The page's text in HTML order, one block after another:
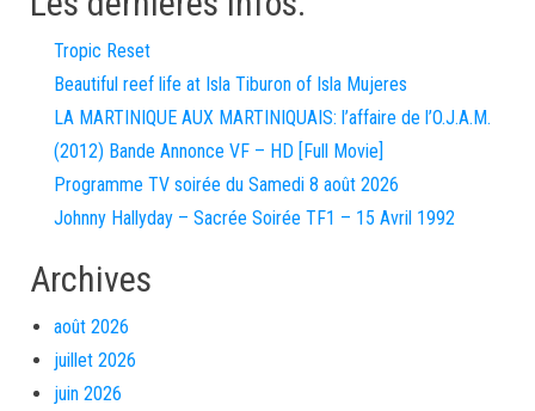
Tropic Reset
Beautiful reef life at Isla Tiburon of Isla Mujeres
LA MARTINIQUE AUX MARTINIQUAIS: l’affaire de l’O.J.A.M.
(2012) Bande Annonce VF – HD [Full Movie]
Programme TV soirée du Samedi 8 août 2026
Johnny Hallyday – Sacrée Soirée TF1 – 15 Avril 1992
Archives
août 2026
juillet 2026
juin 2026